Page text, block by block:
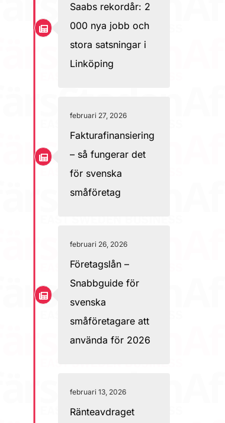
Saabs rekordår: 2
000 nya jobb och
stora satsningar i
Linköping
februari 27, 2026
Fakturafinansiering
– så fungerar det
för svenska
småföretag
februari 26, 2026
Företagslån –
Snabbguide för
svenska
småföretagare att
använda för 2026
februari 13, 2026
Ränteavdraget